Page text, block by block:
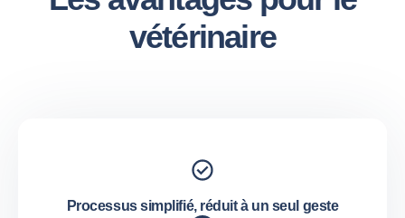
vétérinaire
Processus simplifié, réduit à un seul geste